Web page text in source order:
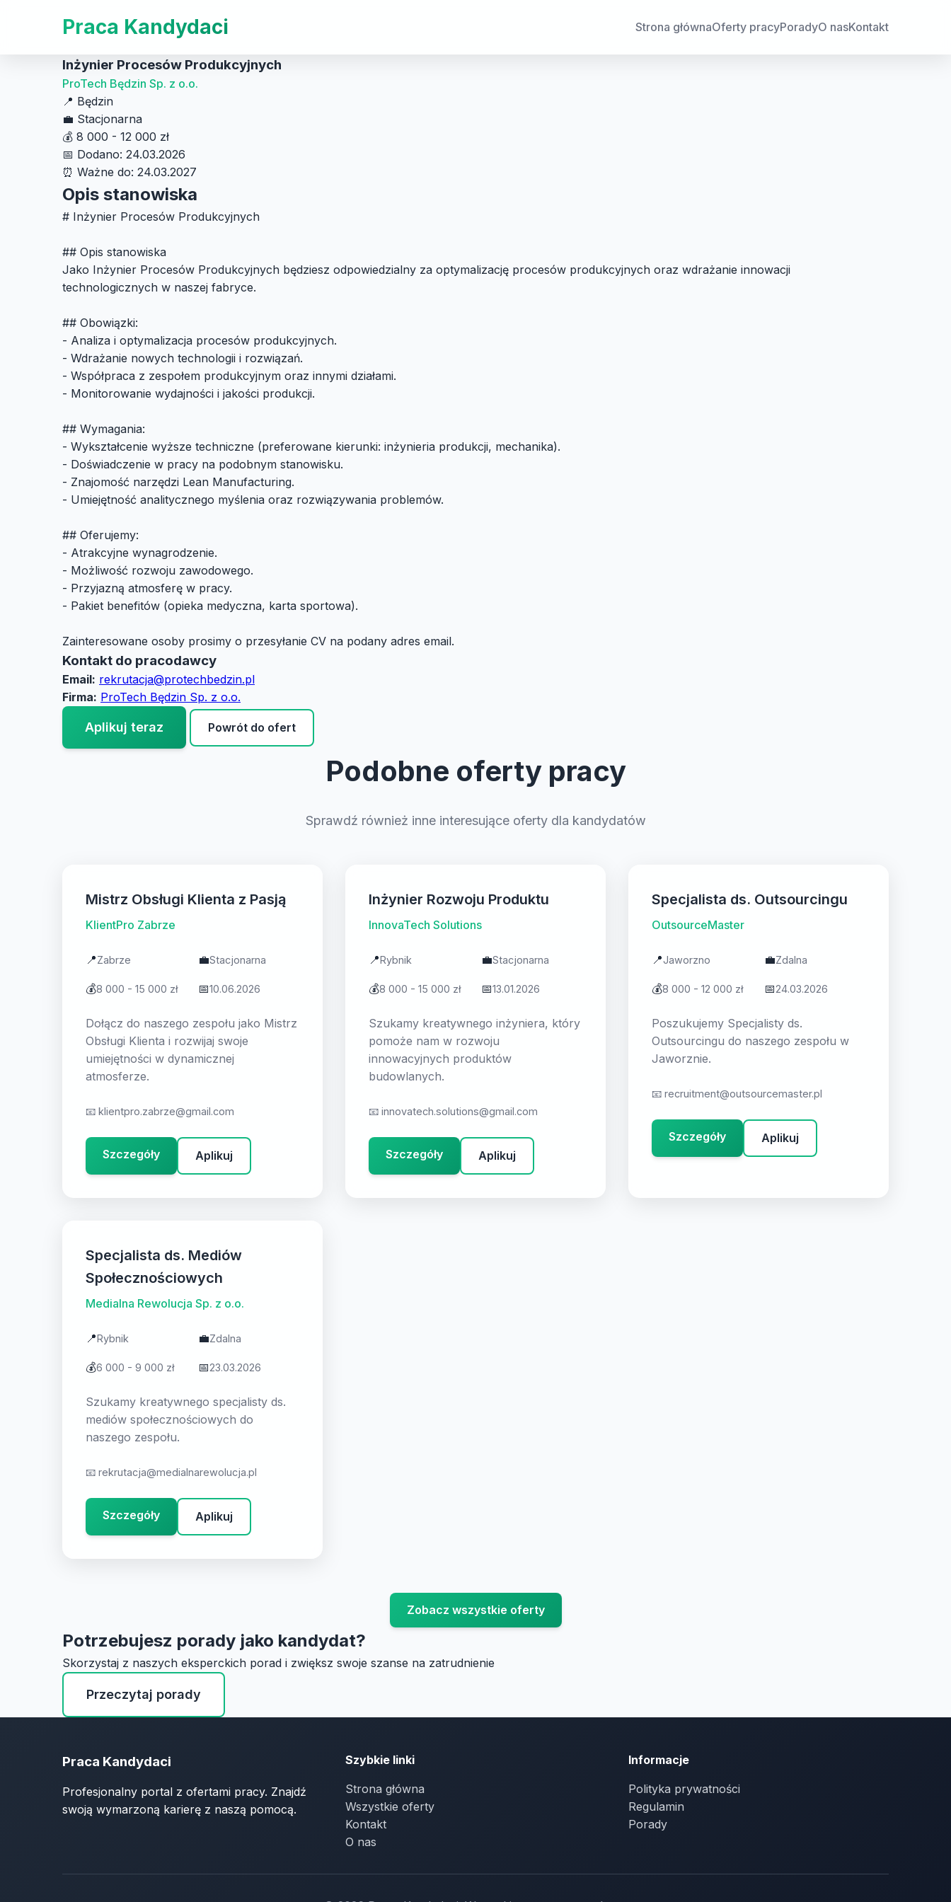
Praca Kandydaci Strona głównaOferty pracyPoradyO nasKontakt
Inżynier Procesów Produkcyjnych
ProTech Będzin Sp. z o.o.
📍 Będzin
💼 Stacjonarna
💰 8 000 - 12 000 zł
📅 Dodano: 24.03.2026
⏰ Ważne do: 24.03.2027
Opis stanowiska
# Inżynier Procesów Produkcyjnych
## Opis stanowiska
Jako Inżynier Procesów Produkcyjnych będziesz odpowiedzialny za optymalizację procesów produkcyjnych oraz wdrażanie innowacji
technologicznych w naszej fabryce.
## Obowiązki:
- Analiza i optymalizacja procesów produkcyjnych.
- Wdrażanie nowych technologii i rozwiązań.
- Współpraca z zespołem produkcyjnym oraz innymi działami.
- Monitorowanie wydajności i jakości produkcji.
## Wymagania:
- Wykształcenie wyższe techniczne (preferowane kierunki: inżynieria produkcji, mechanika).
- Doświadczenie w pracy na podobnym stanowisku.
- Znajomość narzędzi Lean Manufacturing.
- Umiejętność analitycznego myślenia oraz rozwiązywania problemów.
## Oferujemy:
- Atrakcyjne wynagrodzenie.
- Możliwość rozwoju zawodowego.
- Przyjazną atmosferę w pracy.
- Pakiet benefitów (opieka medyczna, karta sportowa).
Zainteresowane osoby prosimy o przesyłanie CV na podany adres email.
Kontakt do pracodawcy
Email: rekrutacja@protechbedzin.pl
Firma: ProTech Będzin Sp. z o.o.
Aplikuj teraz Powrót do ofert
Podobne oferty pracy
Sprawdź również inne interesujące oferty dla kandydatów
Mistrz Obsługi Klienta z Pasją
KlientPro Zabrze
📍Zabrze 💼Stacjonarna
💰8 000 - 15 000 zł 📅10.06.2026
Dołącz do naszego zespołu jako Mistrz
Obsługi Klienta i rozwijaj swoje
umiejętności w dynamicznej
atmosferze.
📧 klientpro.zabrze@gmail.com
Szczegóły Aplikuj
Inżynier Rozwoju Produktu
InnovaTech Solutions
📍Rybnik 💼Stacjonarna
💰8 000 - 15 000 zł 📅13.01.2026
Szukamy kreatywnego inżyniera, który
pomoże nam w rozwoju
innowacyjnych produktów
budowlanych.
📧 innovatech.solutions@gmail.com
Szczegóły Aplikuj
Specjalista ds. Outsourcingu
OutsourceMaster
📍Jaworzno 💼Zdalna
💰8 000 - 12 000 zł 📅24.03.2026
Poszukujemy Specjalisty ds.
Outsourcingu do naszego zespołu w
Jaworznie.
📧 recruitment@outsourcemaster.pl
Szczegóły Aplikuj
Specjalista ds. Mediów
Społecznościowych
Medialna Rewolucja Sp. z o.o.
📍Rybnik 💼Zdalna
💰6 000 - 9 000 zł 📅23.03.2026
Szukamy kreatywnego specjalisty ds.
mediów społecznościowych do
naszego zespołu.
📧 rekrutacja@medialnarewolucja.pl
Szczegóły Aplikuj
Zobacz wszystkie oferty
Potrzebujesz porady jako kandydat?
Skorzystaj z naszych eksperckich porad i zwiększ swoje szanse na zatrudnienie
Przeczytaj porady
Praca Kandydaci
Profesjonalny portal z ofertami pracy. Znajdź
swoją wymarzoną karierę z naszą pomocą.
Szybkie linki
Strona główna
Wszystkie oferty
Kontakt
O nas
Informacje
Polityka prywatności
Regulamin
Porady